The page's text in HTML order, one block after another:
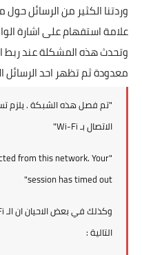
وردتنا الكثير من الرسائل
علامة استفهام على اشارة
وتحدث هذه المشكلة عند ربط
معدودة ثم تظهر احد الرسائل
"تم فصل هذه الشبكة . يلزم
الاتصال بـ Wi-Fi"
from this network. Your
session has timed out"
التالية :